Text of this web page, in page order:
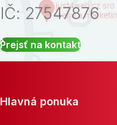
IČ: 27547876
Prejsť na kontakt
Hlavná ponuka